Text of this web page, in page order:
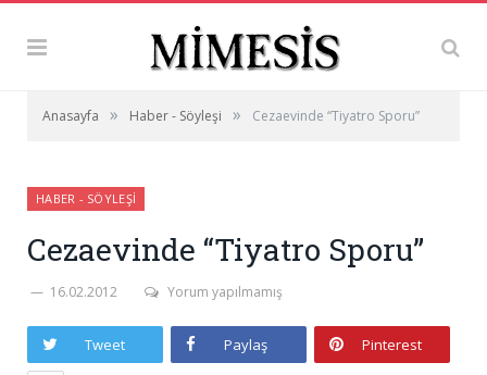
Anasayfa » Haber - Söyleşi » Cezaevinde “Tiyatro Sporu”
HABER - SÖYLEŞI
Cezaevinde “Tiyatro Sporu”
16.02.2012 Yorum yapılmamış
Tweet Paylaş Pinterest